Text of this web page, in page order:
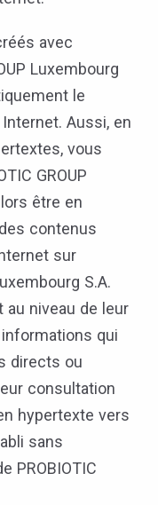
avec
Luxembourg
le
Aussi, en
vous
GROUP
être en
contenus
sur
S.A.
au niveau de leur
informations qui
directs ou
consultation
hypertexte vers
sans
PROBIOTIC